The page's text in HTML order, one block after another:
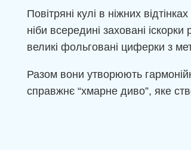
Повітряні кулі в ніжних
ніби всередині заховані
великі фольговані циферки з
Разом вони утворюють
справжнє “хмарне диво”, яке